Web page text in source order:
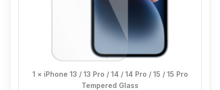
1 × iPhone 13 / 13 Pro / 14 / 14 Pro / 15 / 15 Pro
Tempered Glass